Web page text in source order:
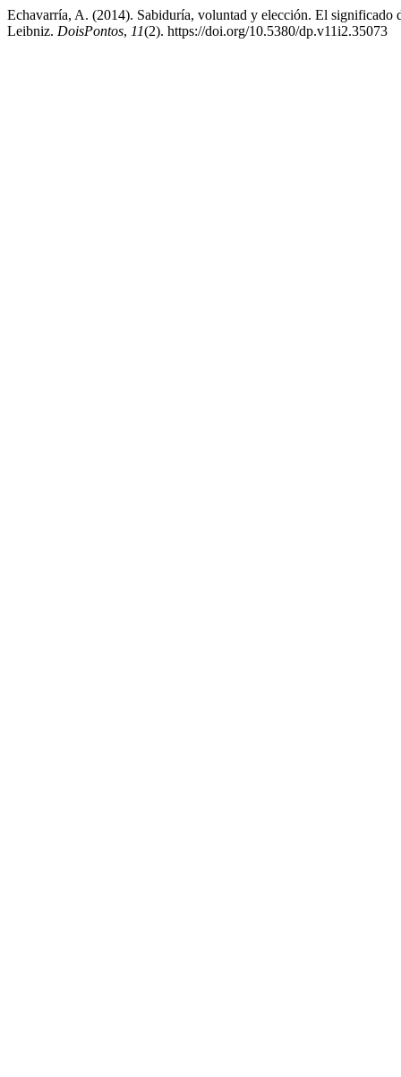
Echavarría, A. (2014). Sabiduría, voluntad y elección. El significado
Leibniz. DoisPontos, 11(2). https://doi.org/10.5380/dp.v11i2.35073